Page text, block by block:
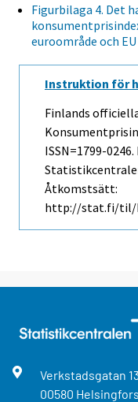
Figurbilaga 4. Det
euroområde och EU
Instruktion för
Finlands
ISSN=1799-
Åtkomstsätt:
http://stat.fi/til/
Verkstadsgatan
00580 Helsingfors